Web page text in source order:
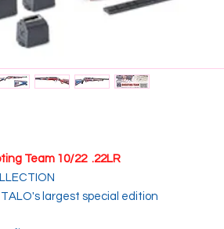
Team 10/22 .22LR
largest special edition